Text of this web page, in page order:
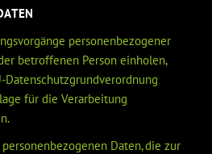
personenbezogener
betroffenen Person einholen,
Datenschutzgrundverordnung
für die Verarbeitung
Daten, die zur